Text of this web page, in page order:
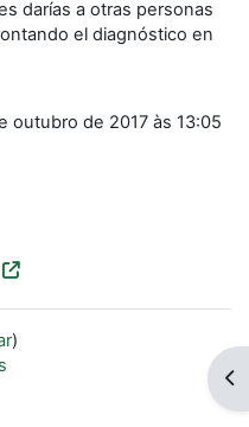
darías a otras personas
el diagnóstico en
outubro de 2017 às 13:05
)